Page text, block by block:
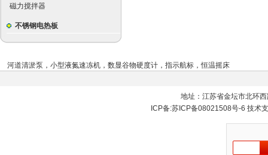
磁力搅拌器
不锈钢电热板
河道清淤泵 ， 小型液氮速冻机 ， 数显谷物硬度计 ， 指示航标 ，恒温摇床
地址：江苏省金坛市北环
ICP备:苏ICP备08021508号-6 技术